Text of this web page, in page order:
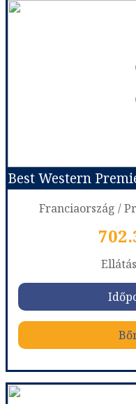
Le
Utazás
Időpont:
már
Franciaország /